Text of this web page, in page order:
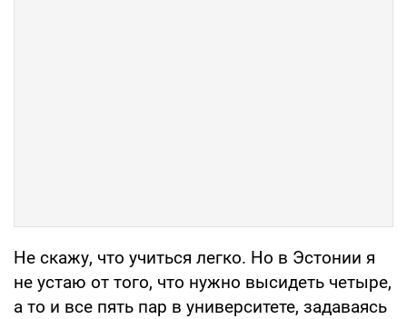
Не скажу, что учиться легко. Но в Эстонии я
не устаю от того, что нужно высидеть четыре,
а то и все пять пар в университете, задаваясь